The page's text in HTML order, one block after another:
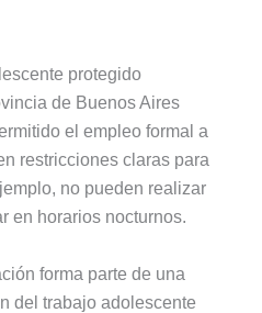
protegido
de Buenos Aires
el empleo formal a
restricciones claras para
no pueden realizar
en horarios nocturnos.
forma parte de una
del trabajo adolescente